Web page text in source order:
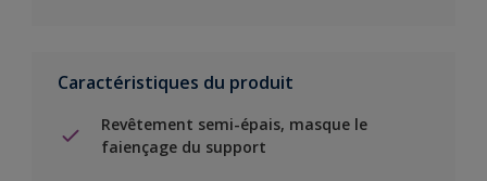
Caractéristiques du produit
Revêtement semi-épais, masque le
faiençage du support